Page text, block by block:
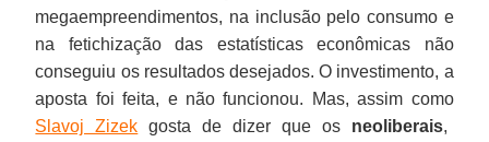
megaempreendimentos, na inclusão pelo consumo e
na fetichização das estatísticas econômicas não
conseguiu os resultados desejados. O investimento, a
aposta foi feita, e não funcionou. Mas, assim como
Slavoj Zizek gosta de dizer que os neoliberais,